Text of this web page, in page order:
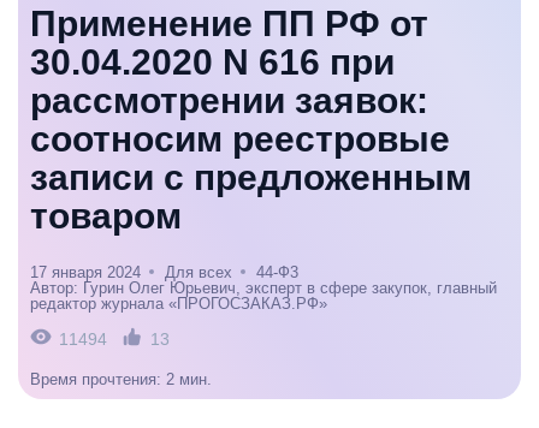
Применение ПП РФ от
30.04.2020 N 616 при
рассмотрении заявок:
соотносим реестровые
записи с предложенным
товаром
17 января 2024 Для всех
44-Ф3
Автор: Гурин Олег Юрьевич, эксперт в сфере закупок, главный
редактор журнала «ПРОГОСЗАКАЗ.РФ»
11494 13
Время прочтения: 2 мин.